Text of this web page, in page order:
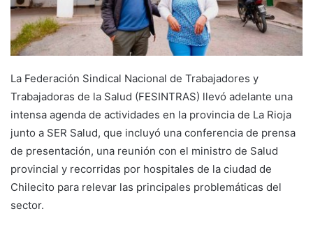
La Federación Sindical Nacional de Trabajadores y
Trabajadoras de la Salud (FESINTRAS) llevó adelante una
intensa agenda de actividades en la provincia de La Rioja
junto a SER Salud, que incluyó una conferencia de prensa
de presentación, una reunión con el ministro de Salud
provincial y recorridas por hospitales de la ciudad de
Chilecito para relevar las principales problemáticas del
sector.